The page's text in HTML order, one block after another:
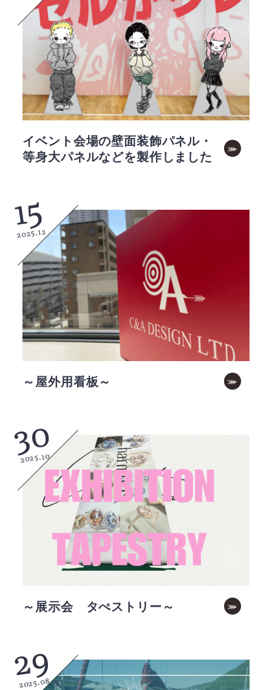
イベント会場の壁面装飾パネル・
等身大パネルなどを製作しました
15
2025.12
～屋外用看板～
30
2025.10
～展示会 タぺストリー～
29
2025.08